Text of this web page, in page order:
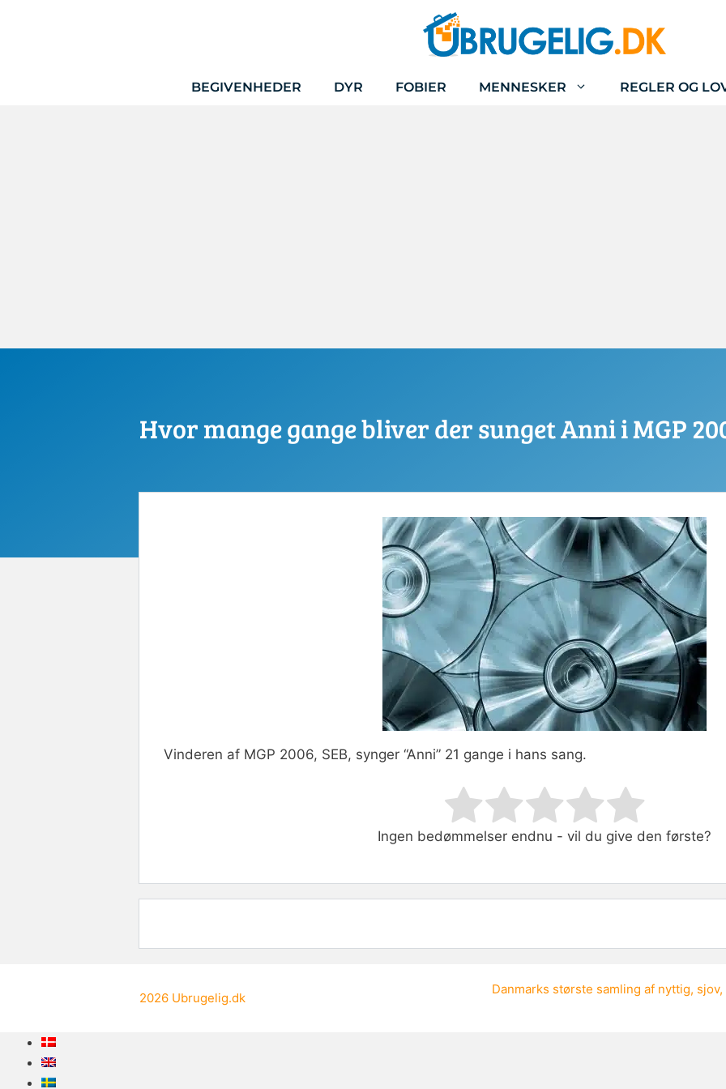
BEGIVENHEDER DYR FOBIER MENNESKER REGLER OG
Hvor mange gange bliver der sunget Anni i MGP
Vinderen af MGP 2006, SEB, synger “Anni” 21 gange i hans sang.
Ingen bedømmelser endnu - vil du give den første?
Danmarks største samling af nyttig, sjov,
2026 Ubrugelig.dk